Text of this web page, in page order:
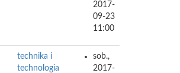
2017-
09-23
11:00
technika i
technologia
sob.,
2017-